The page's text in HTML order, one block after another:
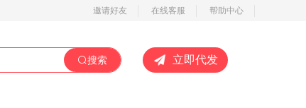
邀请好友 在线客服 帮助中心
搜索 立即代发